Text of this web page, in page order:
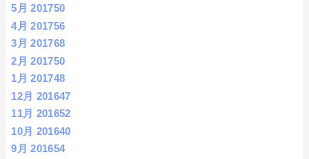
5月 201750
4月 201756
3月 201768
2月 201750
1月 201748
12月 201647
11月 201652
10月 201640
9月 201654